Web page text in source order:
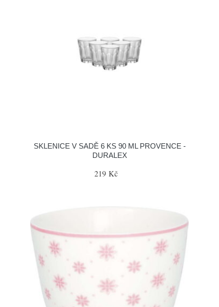
SKLENICE V SADĚ 6 KS 90 ML PROVENCE -
DURALEX
219 Kč